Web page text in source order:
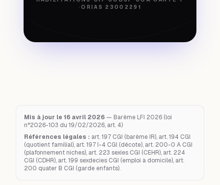
·ORIAS 23002291
Mis à jour le 16 avril 2026 — Barème LFI 2026 (loi
n°2026-103 du 19/02/2026, art. 4)
Références légales : art. 197 CGI (barème IR), art. 194 CGI
(quotient familial), art. 197 I-4 CGI (décote), art. 200-0 A CGI
(plafonnement niches), art. 223 sexies CGI (CEHR), art. 224
CGI (CDHR), art. 199 sexdecies CGI (emploi à domicile), art.
200 quater B CGI (garde enfants).